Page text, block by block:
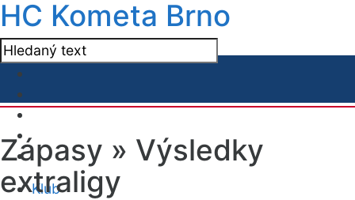
HC Kometa Brno
Klub
Zápasy » Výsledky
extraligy